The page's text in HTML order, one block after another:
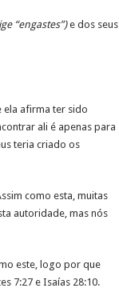
“engastes”)e dos seus
ela afirma ter sido
ali é apenas para
teria criado os
como esta, muitas
autoridade, mas nós
este, logo por que
7:27 e Isaías 28:10.